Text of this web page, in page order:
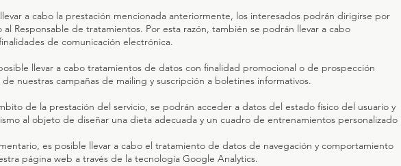
a cabo la prestación mencionada anteriormente, los interesados podrán dirigirse por
Responsable de tratamientos. Por esta razón, también se podrán llevar a cabo
de comunicación electrónica.
llevar a cabo tratamientos de datos con finalidad promocional o de prospección
nuestras campañas de mailing y suscripción a boletines informativos.
de la prestación del servicio, se podrán acceder a datos del estado físico del usuario y
al objeto de diseñar una dieta adecuada y un cuadro de entrenamientos personalizado
es posible llevar a cabo el tratamiento de datos de navegación y comportamiento
página web a través de la tecnología Google Analytics.